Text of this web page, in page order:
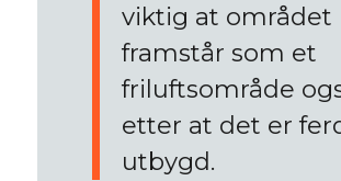
viktig at området
framstår som et
friluftsområde
etter at det er
utbygd.